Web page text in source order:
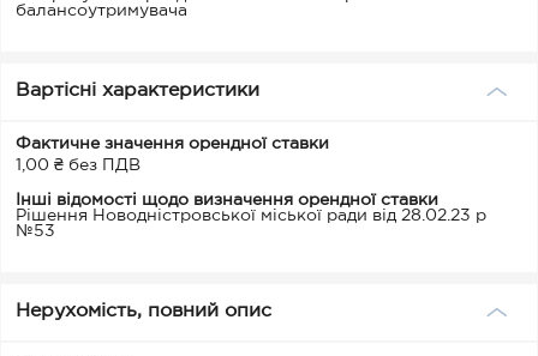
балансоутримувача
Вартісні характеристики
Фактичне значення орендної ставки
1,00 ₴ без ПДВ
Інші відомості щодо визначення орендної ставки
Рішення Новодністровської міської ради від 28.02.23 р
№53
Нерухомість, повний опис